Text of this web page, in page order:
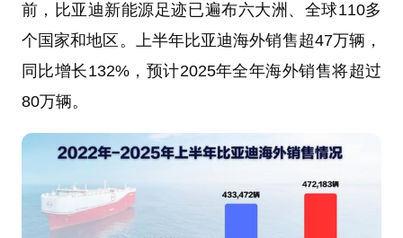
前，比亚迪新能源足迹已遍布六大洲、全球110多
个国家和地区。上半年比亚迪海外销售超47万辆，
同比增长132%，预计2025年全年海外销售将超过
80万辆。